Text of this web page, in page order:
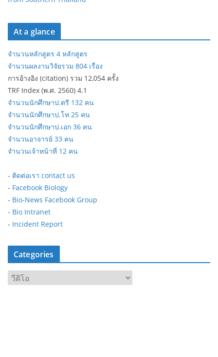
At a glance
จำนวนหลักสูตร 4 หลักสูตร
จำนวนผลงานวิจัยรวม 804 เรื่อง
การอ้างอิง (citation) รวม 12,054 ครั้ง
TRF Index (พ.ศ. 2560) 4.1
จำนวนนักศึกษาป.ตรี 132 คน
จำนวนนักศึกษาป.โท 25 คน
จำนวนนักศึกษาป.เอก 36 คน
จำนวนอาจารย์ 33 คน
จำนวนเจ้าหน้าที่ 12 คน
- ติดต่อเรา contact us
- Facebook Biology
- Bio-News Facebook Group
- Bio Intranet
- Incident Report
Categories
C